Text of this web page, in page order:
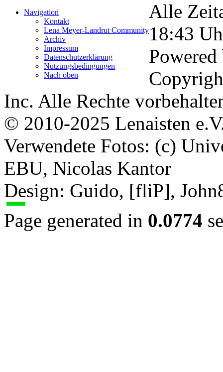
Navigation
Kontakt
Lena Meyer-Landrut Community
Archiv
Impressum
Datenschutzerklärung
Nutzungsbedingungen
Nach oben
Alle
18:43
Inc. Alle Rechte
© 2010-2025 Lenaisten
Verwendete Fotos: (c)
EBU, Nicolas Kantor
Design: Guido, [fliP],
Page generated in 0.0774